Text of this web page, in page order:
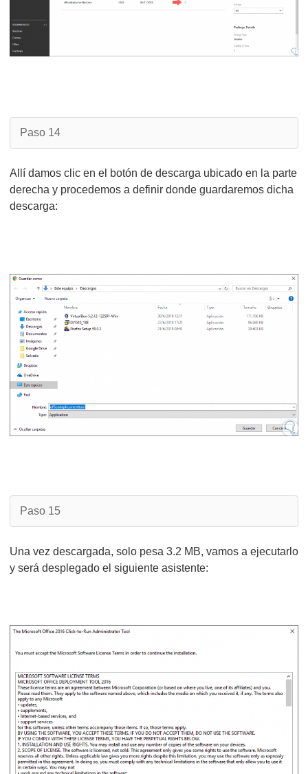
Paso 14
Allí damos clic en el botón de descarga ubicado en la parte
derecha y procedemos a definir donde guardaremos dicha
descarga:
Paso 15
Una vez descargada, solo pesa 3.2 MB, vamos a ejecutarlo
y será desplegado el siguiente asistente: